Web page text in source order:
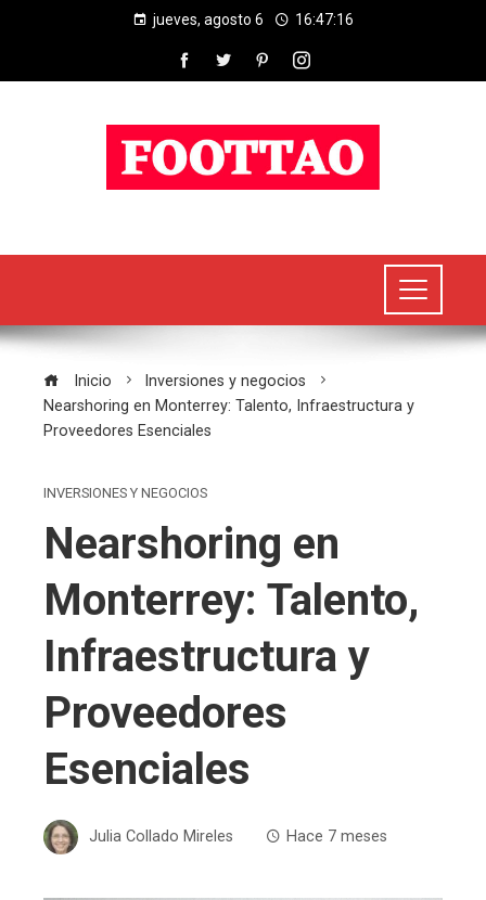
jueves, agosto 6 16:47:17
Inicio
Inversiones y negocios
Nearshoring en Monterrey: Talento, Infraestructura y
Proveedores Esenciales
INVERSIONES Y NEGOCIOS
Nearshoring en
Monterrey: Talento,
Infraestructura y
Proveedores
Esenciales
Julia Collado Mireles Hace 7 meses